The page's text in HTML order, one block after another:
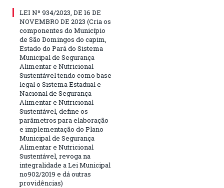
LEI Nº 934/2023, DE 16 DE
NOVEMBRO DE 2023 (Cria os
componentes do Município
de São Domingos do capim,
Estado do Pará do Sistema
Municipal de Segurança
Alimentar e Nutricional
Sustentável tendo como base
legal o Sistema Estadual e
Nacional de Segurança
Alimentar e Nutricional
Sustentável, define os
parâmetros para elaboração
e implementação do Plano
Municipal de Segurança
Alimentar e Nutricional
Sustentável, revoga na
integralidade a Lei Municipal
no902/2019 e dá outras
providências)